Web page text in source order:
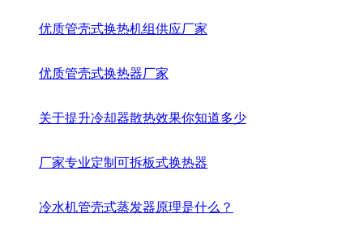
优质管壳式换热机组供应厂家
优质管壳式换热器厂家
关于提升冷却器散热效果你知道多少
厂家专业定制可拆板式换热器
冷水机管壳式蒸发器原理是什么？